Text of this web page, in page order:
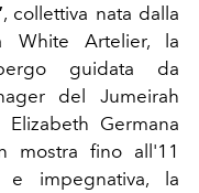
, collettiva nata dalla
White Artelier, la
guidata da
del Jumeirah
Germana
mostra fino all'11
impegnativa, la